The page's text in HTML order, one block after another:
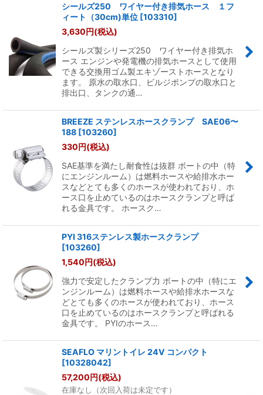
シールズ250 ワイヤー付き排気ホース １フ
ィート（30cm)単位 [103310]
3,630円(税込)
シールズ製シリーズ250 ワイヤー付き排気ホ
ース エンジンや発電機の排気ホースとして使用
できる交換用ゴム製エキゾーストホースとなり
ます。 原水の取水口、ビルジポンプの取水口と
排出口、タンクの通…
BREEZE ステンレスホースクランプ SAE06〜
188 [103260]
330円(税込)
SAE基準を満たし耐食性は抜群 ボートの中（特
にエンジンルーム）は燃料ホースや給排水ホー
スなどとても多くのホースが使われており、ホ
ース口を止めているのはホースクランプと呼ば
れる金具です。 ホースク…
PYI 316ステンレス製ホースクランプ
[103260]
1,540円(税込)
強力で安定したクランプ力 ボートの中（特にエ
ンジンルーム）は燃料ホースや給排水ホースな
どとても多くのホースが使われており、ホース
口を止めているのはホースクランプと呼ばれる
金具です。 PYIのホース…
SEAFLO マリントイレ 24V コンパクト
[10328042]
57,200円(税込)
在庫なし（次回入荷は未定です）